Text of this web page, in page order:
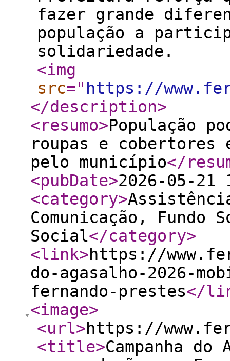
fazer grande
população a
solidariedade.
<img
src=" https://
</description>
<resumo>População
roupas e cobertores
pelo município</
<pubDate>2026-05-21
<category>
Comunicação, Fundo
Social</category>
<link>https://
do-agasalho-2026-
fernando-prestes</
<image>
<url>https://
<title>Campanha